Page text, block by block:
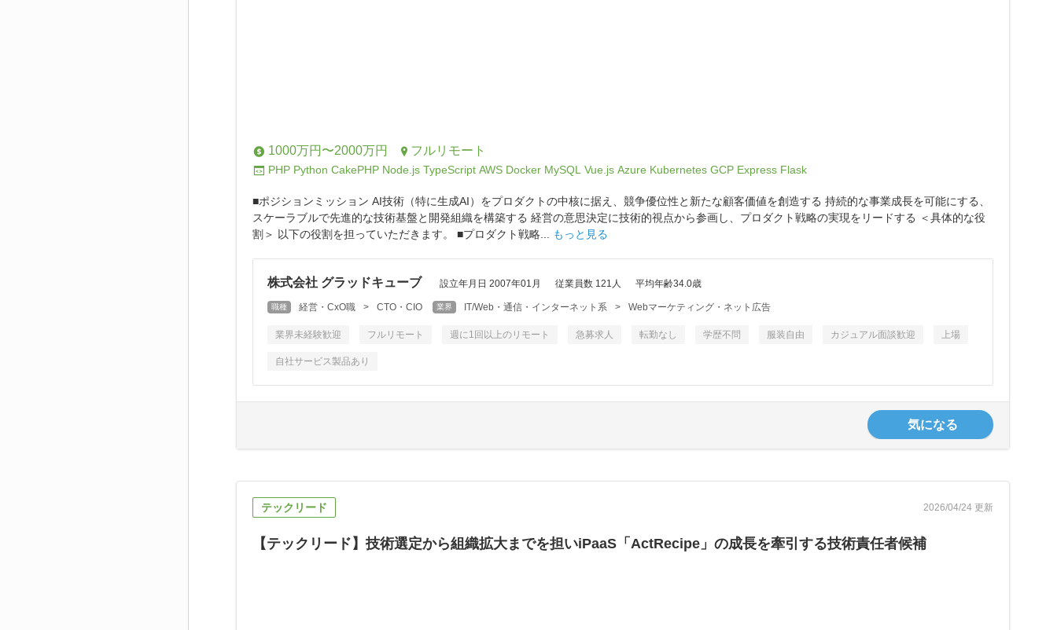
1000万円〜2000万円 フルリモート
PHP Python CakePHP Node.js TypeScript AWS Docker MySQL Vue.js Azure Kubernetes GCP Express Flask
■ポジションミッション AI技術（特に生成AI）をプロダクトの中核に据え、競争優位性と新たな顧客価値を創造する 持続的な事業成長を可能にする、
スケーラブルで先進的な技術基盤と開発組織を構築する 経営の意思決定に技術的視点から参画し、プロダクト戦略の実現をリードする ＜具体的な役
割＞ 以下の役割を担っていただきます。 ■プロダクト戦略...
もっと見る
株式会社 グラッドキューブ 設立年月日 2007年01月 従業員数 121人 平均年齢34.0歳
職種 経営・CxO職 > CTO・CIO 業界 IT/Web・通信・インターネット系 > Webマーケティング・ネット広告
業界未経験歓迎 フルリモート 週に1回以上のリモート 急募求人 転勤なし 学歴不問 服装自由 カジュアル面談歓迎 上場
自社サービス製品あり
気になる
テックリード 2026/04/24 更新
【テックリード】技術選定から組織拡大までを担いiPaaS「ActRecipe」の成長を牽引する技術責任者候補